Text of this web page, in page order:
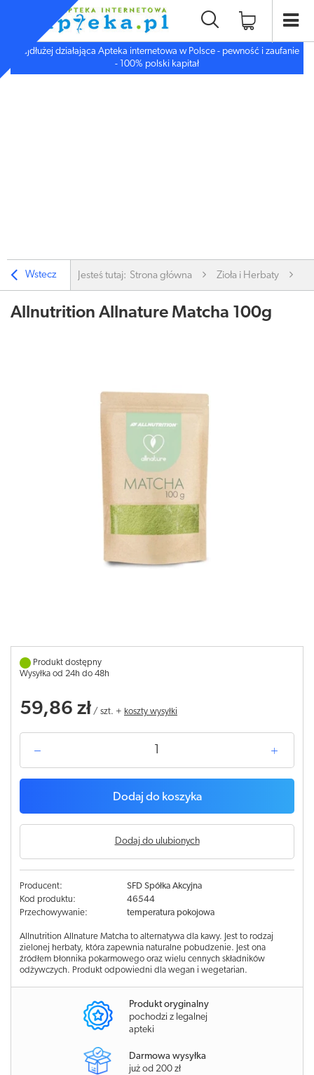
Najdłużej działająca Apteka internetowa w Polsce - pewność i zaufanie
- 100% polski kapitał
Wstecz Jesteś tutaj: Strona główna Zioła i Herbaty
Allnutrition Allnature Matcha 100g
Produkt dostępny
Wysyłka od 24h do 48h
59,86 zł / szt. + koszty wysyłki
Dodaj do koszyka
Dodaj do ulubionych
Producent:
SFD Spółka Akcyjna
Kod produktu:
46544
Przechowywanie:
temperatura pokojowa
Allnutrition Allnature Matcha to alternatywa dla kawy. Jest to rodzaj
zielonej herbaty, która zapewnia naturalne pobudzenie. Jest ona
źródłem błonnika pokarmowego oraz wielu cennych składników
odżywczych. Produkt odpowiedni dla wegan i wegetarian.
Produkt oryginalny
pochodzi z legalnej
apteki
Darmowa wysyłka
już od 200 zł